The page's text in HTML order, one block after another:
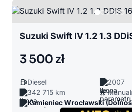
Suzuki Swift IV 1.2 1.3
3 500 zł
Diesel
2007
342 715 km
Kamieniec Wrocławski